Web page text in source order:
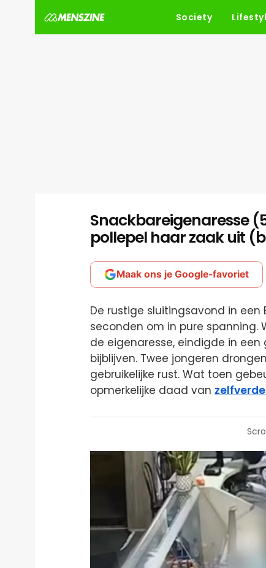
Society
Snackbareigenaresse
pollepel haar zaak uit
Maak ons je Google-favoriet
De rustige sluitingsavond in een
seconden om in pure
de eigenaresse, eindigde in
bijblijven. Twee jongeren
gebruikelijke rust. Wat toen
opmerkelijke daad van